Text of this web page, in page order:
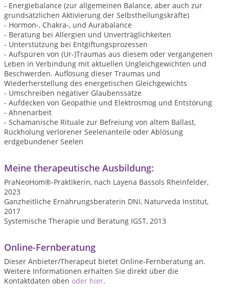
- Energiebalance (zur allgemeinen Balance, aber auch zur
grundsätzlichen Aktivierung der Selbstheilungskräfte)
- Hormon-, Chakra-, und Aurabalance
- Beratung bei Allergien und Unverträglichkeiten
- Unterstützung bei Entgiftungsprozessen
- Aufspüren von (Ur-)Traumas aus diesem oder vergangenen
Leben in Verbindung mit aktuellen Ungleichgewichten und
Beschwerden. Auflösung dieser Traumas und
Wiederherstellung des energetischen Gleichgewichts
- Umschreiben negativer Glaubenssätze
- Aufdecken von Geopathie und Elektrosmog und Entstörung
- Ahnenarbeit
- Schamanische Rituale zur Befreiung von altem Ballast,
Rückholung verlorener Seelenanteile oder Ablösung
erdgebundener Seelen
Meine therapeutische Ausbildung:
PraNeoHom®-Praktikerin, nach Layena Bassols Rheinfelder,
2023
Ganzheitliche Ernährungsberaterin DNI, Naturveda Institut,
2017
Systemische Therapie und Beratung IGST, 2013
Online-Fernberatung
Dieser Anbieter/Therapeut bietet Online-Fernberatung an.
Weitere Informationen erhalten Sie direkt über die
Kontaktdaten oben oder hier.